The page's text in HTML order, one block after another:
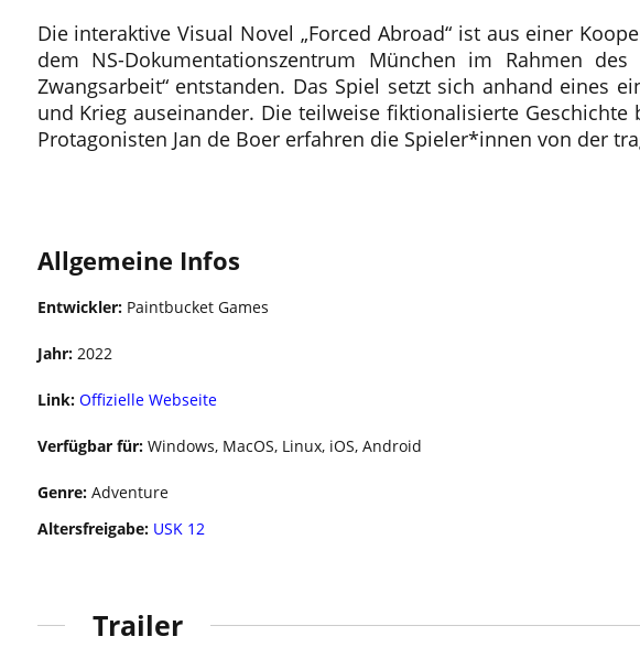
Die interaktive Visual Novel „Forced Abroad“ ist aus einer
dem NS-Dokumentationszentrum München im Rahmen
Zwangsarbeit“ entstanden. Das Spiel setzt sich anhand eines
und Krieg auseinander. Die teilweise fiktionalisierte
Protagonisten Jan de Boer erfahren die Spieler*innen von der
Allgemeine Infos
Entwickler:Paintbucket Games
Jahr:2022
Link: Offizielle Webseite
Verfügbar für:Windows, MacOS, Linux, iOS, Android
Genre:Adventure
Altersfreigabe:USK 12
Trailer